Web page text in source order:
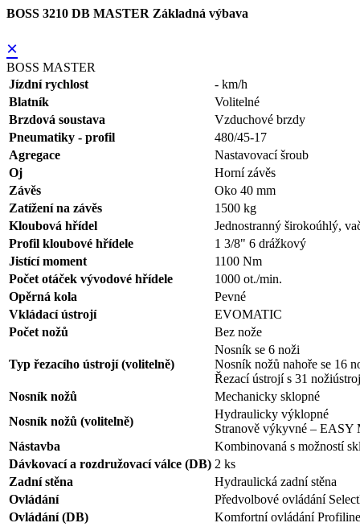
BOSS 3210 DB MASTER Základná výbava
×
BOSS MASTER
Jízdní rychlost
- km/h
Blatník
Volitelné
Brzdová soustava
Vzduchové brzdy
Pneumatiky - profil
480/45-17
Agregace
Nastavovací šroub
Oj
Horní závěs
Závěs
Oko 40 mm
Zatížení na závěs
1500 kg
Kloubová hřídel
Jednostranný širokoúhlý,
Profil kloubové hřídele
1 3/8" 6 drážkový
Jistící moment
1100 Nm
Počet otáček vývodové hřídele
1000 ot./min.
Opěrná kola
Pevné
Vkládací ústrojí
EVOMATIC
Počet nožů
Bez nože
Typ řezacího ústrojí (volitelně)
Nosník se 6 noži
Nosník nožů nahoře se 16
Řezací ústrojí s 31
Nosník nožů
Mechanicky sklopné
Nosník nožů (volitelně)
Hydraulicky výklopné
Stranově výkyvné – EASY
Nástavba
Kombinovaná s možností
Dávkovací a rozdružovací válce (DB) 2 ks
Zadní stěna
Hydraulická zadní stěna
Ovládání
Předvolbové ovládání
Ovládání (DB)
Komfortní ovládání